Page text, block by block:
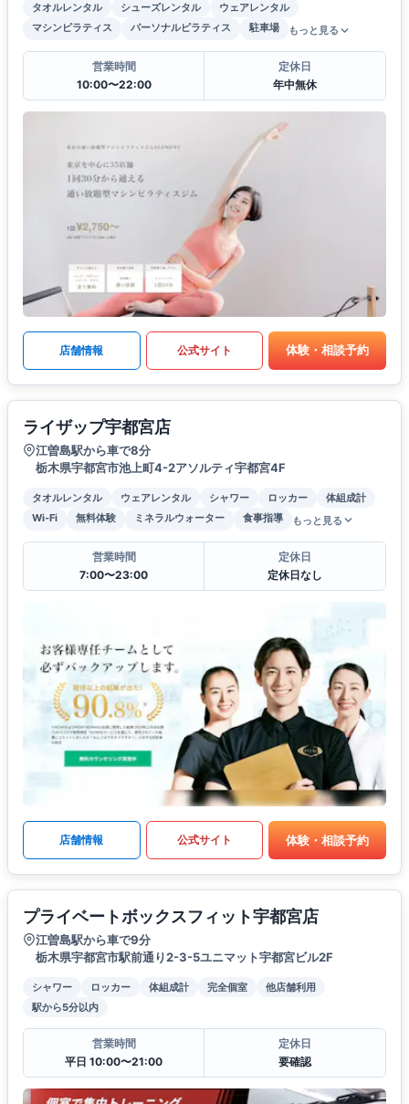
タオルレンタル シューズレンタル
ウェアレンタル
マシンピラティス
パーソナルピラティス 駐車場 もっと見る
営業時間
10:00〜22:00
定休日
年中無休
店舗情報 公式サイト 体験・相談予約
ライザップ宇都宮店
江曽島駅から車で8分
栃木県宇都宮市池上町4-2アソルティ宇都宮4F
タオルレンタル ウェアレンタル シャワー ロッカー
体組成計
Wi-Fi
無料体験 ミネラルウォーター 食事指導 もっと見る
営業時間
7:00〜23:00
定休日
定休日なし
店舗情報 公式サイト 体験・相談予約
プライベートボックスフィット宇都宮店
江曽島駅から車で9分
栃木県宇都宮市駅前通り2-3-5ユニマット宇都宮ビル2F
シャワー ロッカー 体組成計 完全個室
他店舗利用
駅から5分以内
営業時間
平日 10:00〜21:00
定休日
要確認